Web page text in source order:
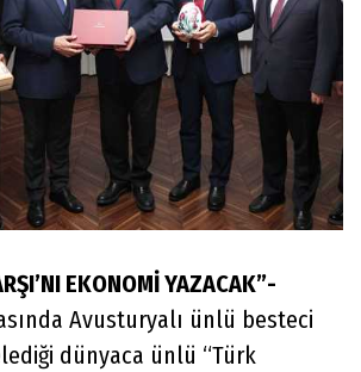
EKONOMİ YAZACAK”-
Avusturyalı ünlü besteci
dünyaca ünlü “Türk